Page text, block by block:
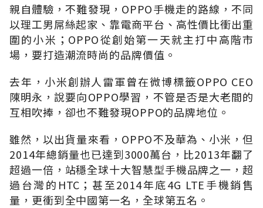
親自體驗，不難發現，OPPO手機走的路線，不同
以理工男屌絲起家、靠電商平台、高性價比衝出重
圍的小米；OPPO從創始第一天就主打中高階市
場，要打造潮流時尚的品牌價值。
去年，小米創辦人雷軍曾在微博標籤OPPO CEO
陳明永，說要向OPPO學習，不管是否是大老間的
互相吹捧，卻也不難發現OPPO的品牌地位。
雖然，以出貨量來看，OPPO不及華為、小米，但
2014年總銷量也已達到3000萬台，比2013年翻了
超過一倍，站穩全球十大智慧型手機品牌之一，超
過台灣的HTC；甚至2014年底4G LTE手機銷售
量，更衝到全中國第一名，全球第五名。